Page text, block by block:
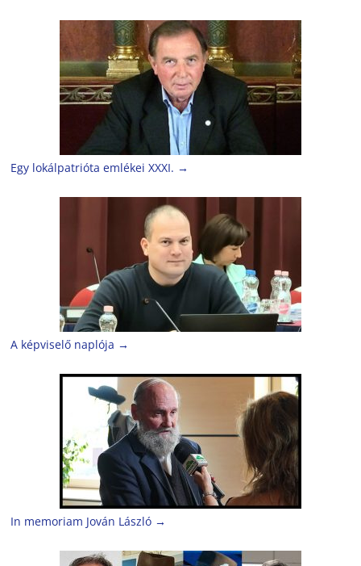
Egy lokálpatrióta emlékei XXXI. →
A képviselő naplója →
In memoriam Jován László →